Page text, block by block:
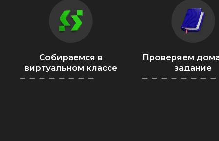
Собираемся в
виртуальном классе
Проверяем
задание